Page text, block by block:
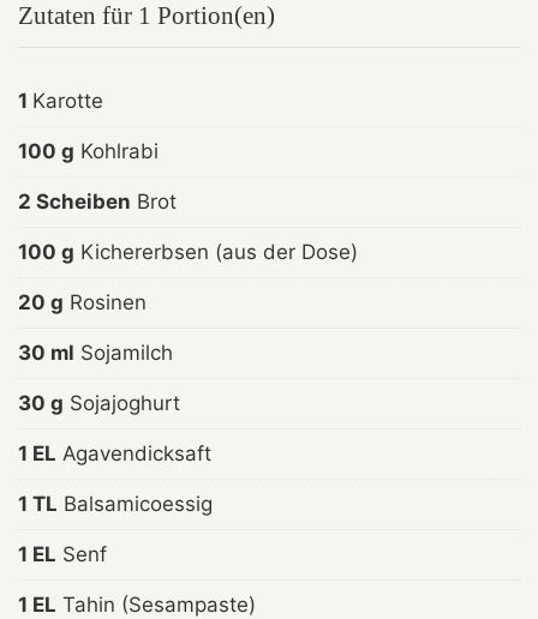
Zutaten für 1 Portion(en)
1 Karotte
100 g Kohlrabi
2 Scheiben Brot
100 g Kichererbsen (aus der Dose)
20 g Rosinen
30 ml Sojamilch
30 g Sojajoghurt
1 EL Agavendicksaft
1 TL Balsamicoessig
1 EL Senf
1 EL Tahin (Sesampaste)